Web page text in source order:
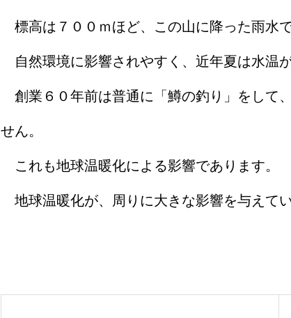
標高は７００ｍほど、この山に降った雨水
自然環境に影響されやすく、近年夏は水温
創業６０年前は普通に「鱒の釣り」をして
せん。
これも地球温暖化による影響であります。
地球温暖化が、周りに大きな影響を与えて